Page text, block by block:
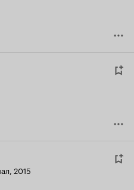
2015